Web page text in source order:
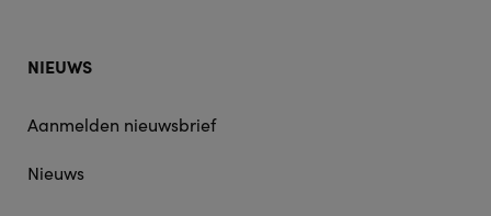
NIEUWS
Aanmelden nieuwsbrief
Nieuws